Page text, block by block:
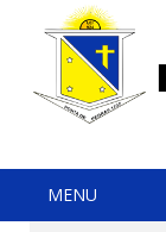
MENU